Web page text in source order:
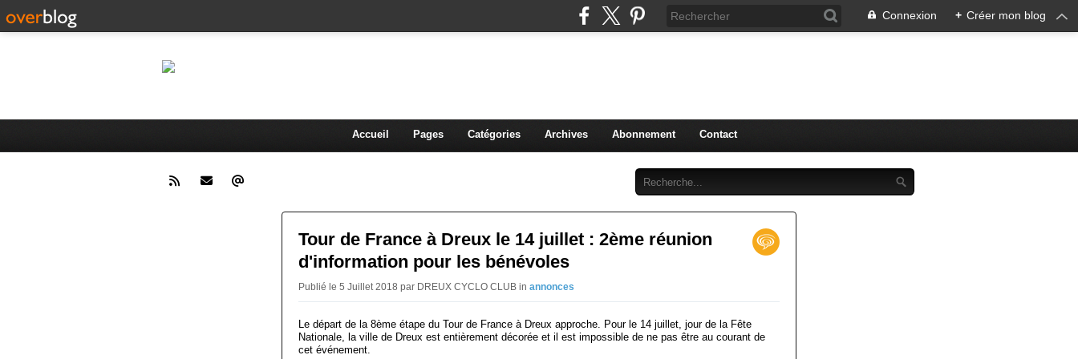
Connexion + Créer mon blog
Accueil Pages Catégories Archives Abonnement Contact
Tour de France à Dreux le 14 juillet : 2ème réunion
d'information pour les bénévoles
Publié le 5 Juillet 2018 par DREUX CYCLO CLUB in annonces
Le départ de la 8ème étape du Tour de France à Dreux approche. Pour le 14 juillet, jour de la Fête
Nationale, la ville de Dreux est entièrement décorée et il est impossible de ne pas être au courant de
cet événement.